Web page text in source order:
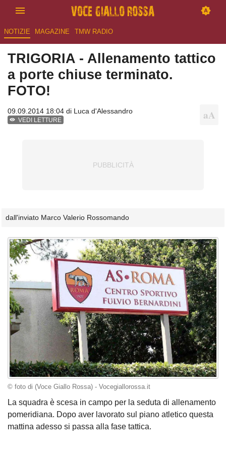
NOTIZIE MAGAZINE TMW RADIO
TRIGORIA - Allenamento tattico
a porte chiuse terminato.
FOTO!
09.09.2014 18:04 di Luca d'Alessandro
VEDI LETTURE
dall'inviato Marco Valerio Rossomando
© foto di (Voce Giallo Rossa) - Vocegiallorossa.it
La squadra è scesa in campo per la seduta di allenamento
pomeridiana. Dopo aver lavorato sul piano atletico questa
mattina adesso si passa alla fase tattica.